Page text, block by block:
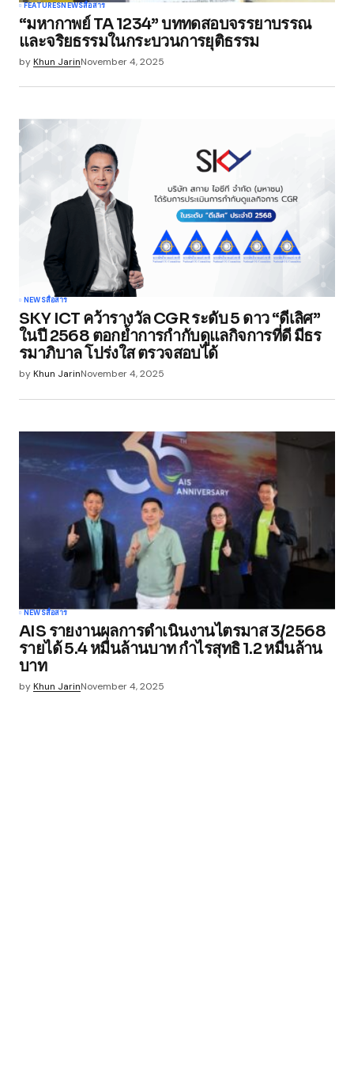
FEATURESNEWSสื่อสาร
“มหากาพย์ TA 1234” บททดสอบจรรยาบรรณ
และจริยธรรมในกระบวนการยุติธรรม
byKhun JarinNovember 4, 2025
NEWSสื่อสาร
SKY ICT คว้ารางวัล CGR ระดับ 5 ดาว “ดีเลิศ”
ในปี 2568 ตอกย้ำการกำกับดูแลกิจการที่ดี มีธร
รมาภิบาล โปร่งใส ตรวจสอบได้
byKhun JarinNovember 4, 2025
NEWSสื่อสาร
AIS รายงานผลการดำเนินงานไตรมาส 3/2568
รายได้ 5.4 หมื่นล้านบาท กำไรสุทธิ 1.2 หมื่นล้าน
บาท
byKhun JarinNovember 4, 2025